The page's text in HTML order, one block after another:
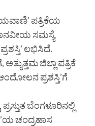
ಪತ್ರಿಕೆಯ
ಸಮಸ್ಯೆ
ಲಭಿಸಿದೆ.
ಜಿಲ್ಲಾ ಪತ್ರಿಕೆ
ಪ್ರಶಸ್ತಿ’ಗೆ
ಬೆಂಗಳೂರಿನಲ್ಲಿ
ಚಂದ್ರಹಾಸ